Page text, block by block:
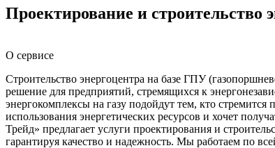
Проектирование и строительство
О сервисе
Строительство энергоцентра на базе ГПУ
решение для предприятий, стремящихся к
энергокомплексы на газу подойдут тем, кто стремится
использования энергетических ресурсов и хочет
Трейд» предлагает услуги проектирования и
гарантируя качество и надежность. Мы работаем по